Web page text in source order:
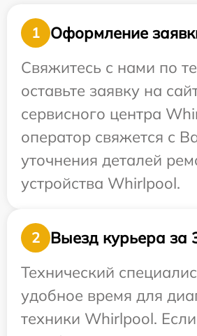
1
Оформление
Свяжитесь с нами по
оставьте заявку на
сервисного центра
оператор свяжется с
уточнения деталей
устройства Whirlpool.
2
Выезд курьера за
Технический
удобное время для
техники Whirlpool.